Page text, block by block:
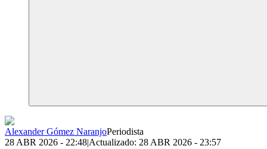
Alexander Gómez NaranjoPeriodista
28 ABR 2026 - 22:48|Actualizado: 28 ABR 2026 - 23:57